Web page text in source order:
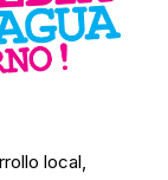
local,